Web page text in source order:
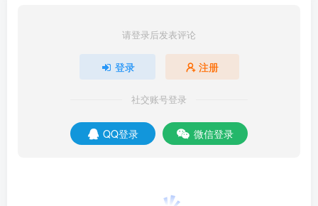
请登录后发表评论
登录 注册
社交账号登录
QQ登录 微信登录